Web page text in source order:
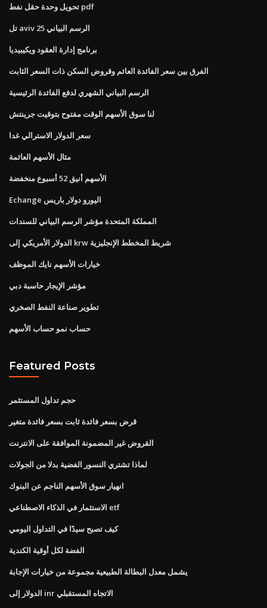
تحويل وحدة حقل نفط pdf
تل aviv 25 الرسم البياني
برنامج إدارة العقود ويكيبيديا
الفرق بين سعر الفائدة العائم وقروض السكن ذات السعر الثابت
الرسم البياني الشهري لدفع الفائدة الرئيسية
لنا سوق الأسهم الوقت مفتوح بتوقيت جرينتش
سعر الدولار الاسترالي غدا
مثال الأسهم العائمة
الأسهم أنيق 52 أسبوع منخفضة
Echange اليورو دولار باريس
المملكة المتحدة مؤشر الرسم البياني للسندات
الدولار الأمريكي إلى krw شريط المخطط الإنجليزية
خيارات الأسهم نايك الموظف
مؤشر الإيجار حاسبة دبي
تطوير صناعة النفط الصخري
حساب نمو حساب الأسهم
Featured Posts
حجم تداول المستثمر
قرض بسعر فائدة ثابت بسعر فائدة متغير
القروض غير المضمونة الموافقة على الانترنت
لماذا تشتري النسور الفضية بدلا من الجولات
انهيار سوق الأسهم الناجم عن البنوك
الاستثمار في الذكاء الاصطناعي etf
كيف تصبح سيدًا في التداول اليومي
الفضة لكل أوقية الكندية
يشمل معدل البطالة الطبيعية مجموعة من خيارات الإجابة
الدولار إلى inr الاتجاه المستقبلي